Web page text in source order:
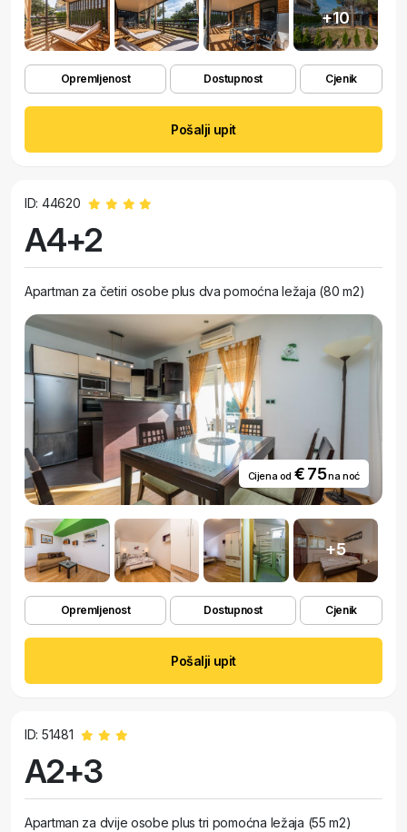
+10
Opremljenost Dostupnost Cjenik
Pošalji upit
ID: 44620
A4+2
Apartman za četiri osobe plus dva pomoćna ležaja (80 m2)
Cijena od € 75na noć
+5
Opremljenost Dostupnost Cjenik
Pošalji upit
ID: 51481
A2+3
Apartman za dvije osobe plus tri pomoćna ležaja (55 m2)